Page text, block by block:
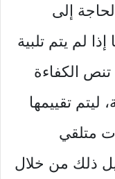
إلى
لم يتم تلبية
تنص الكفاءة
ليتم تقييمها
متلقي
ذلك من خلال